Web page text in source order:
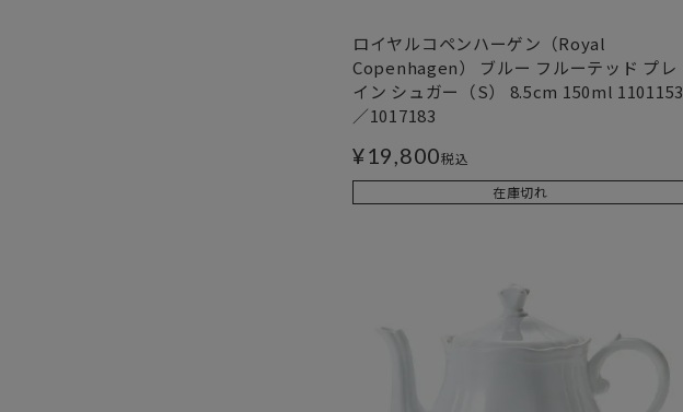
ロイヤルコペンハーゲン（Royal
Copenhagen） ブルー フルーテッド プレ
イン シュガー（S） 8.5cm 150ml 1101153
／1017183
¥19,800税込
在庫切れ